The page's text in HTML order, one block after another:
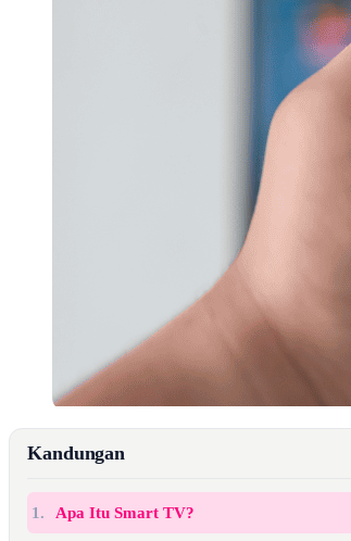
Kandungan
1. Apa Itu Smart TV?